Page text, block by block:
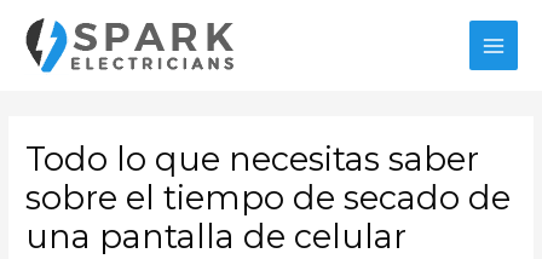
contenido
Todo lo que necesitas saber
sobre el tiempo de secado de
una pantalla de celular